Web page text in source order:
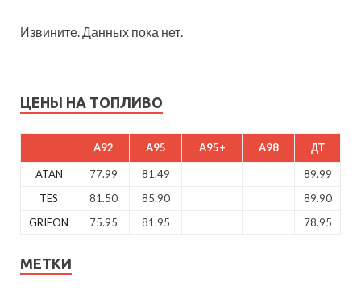
Извините. Данных пока нет.
ЦЕНЫ НА ТОПЛИВО
A92 A95 A95+ A98 ДТ
ATAN 77.99 81.49
89.99
TES
81.50 85.90
89.90
GRIFON
75.95 81.95 78.95
МЕТКИ